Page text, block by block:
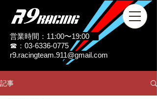
営業時間：11:00〜19:00
☎：03-6336-0775
r9.racingteam.911@gmail.com
記事